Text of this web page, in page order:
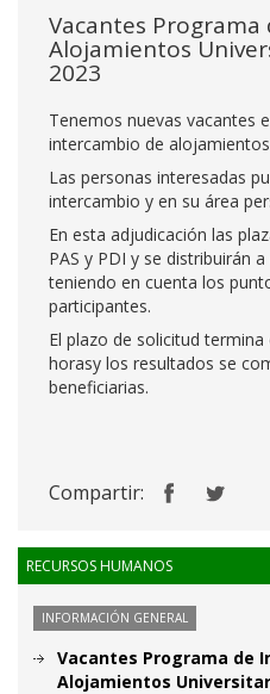
Vacantes
Alojamientos
2023
Tenemos nuevas vacantes
intercambio de
Las personas interesadas
intercambio y en su área
En esta adjudicación las
PAS y PDI y se distribuirán
teniendo en cuenta los
participantes.
El plazo de solicitud
horasy los resultados se
beneficiarias.
Compartir:
RECURSOS HUMANOS
INFORMACIÓN GENERAL
Vacantes Programa de
Alojamientos